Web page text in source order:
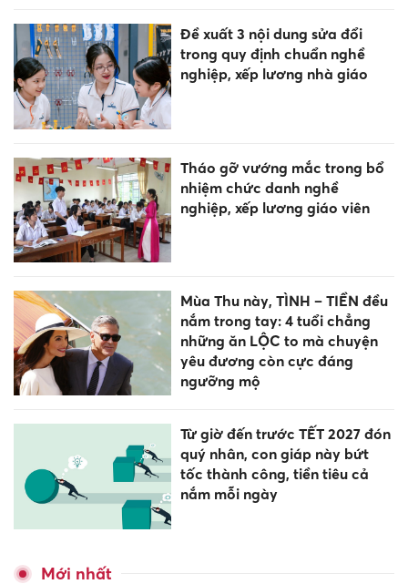
Đề xuất 3 nội dung sửa đổi
trong quy định chuẩn nghề
nghiệp, xếp lương nhà giáo
Tháo gỡ vướng mắc trong bổ
nhiệm chức danh nghề
nghiệp, xếp lương giáo viên
Mùa Thu này, TÌNH – TIỀN đều
nắm trong tay: 4 tuổi chẳng
những ăn LỘC to mà chuyện
yêu đương còn cực đáng
ngưỡng mộ
Từ giờ đến trước TẾT 2027 đón
quý nhân, con giáp này bứt
tốc thành công, tiền tiêu cả
nắm mỗi ngày
Mới nhất